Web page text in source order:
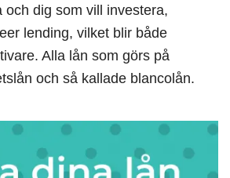
och dig som vill investera,
lending, vilket blir både
Alla lån som görs på
och så kallade blancolån.